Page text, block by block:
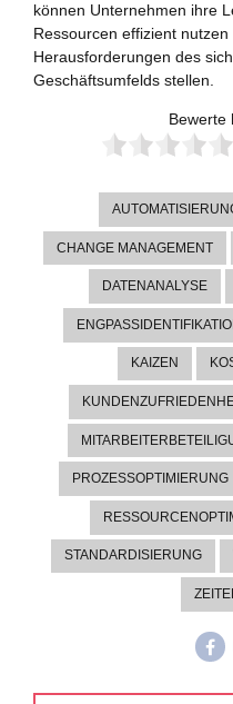
können Unternehmen ihre
Ressourcen effizient
Herausforderungen des
Geschäftsumfelds stellen.
Bewerte
CHANGE MANAGEMENT
DATENANALYSE
KAIZEN
PROZESSOPTIMIERUNG
STANDARDISIERUNG